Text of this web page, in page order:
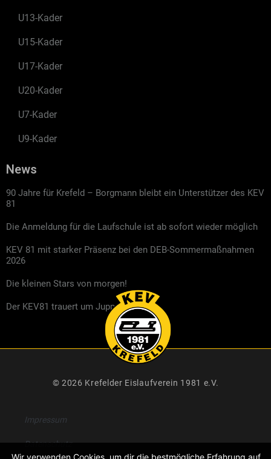
U13-Kader
U15-Kader
U17-Kader
U20-Kader
U7-Kader
U9-Kader
News
90 Jahre für Krefeld – Borgmann bleibt ein Unterstützer des KEV
81
Die Anmeldung für die Laufschule ist ab sofort wieder möglich
KEV 81 mit starker Präsenz bei den DEB-Sommermaßnahmen
2026
Die kleinen Stars von morgen!
Der KEV81 trauert um Jupp Kompalla
© 2026 Krefelder Eislaufverein 1981 e.V.
Impressum
Datenschutz
Wir verwenden Cookies, um dir die bestmögliche Erfahrung auf